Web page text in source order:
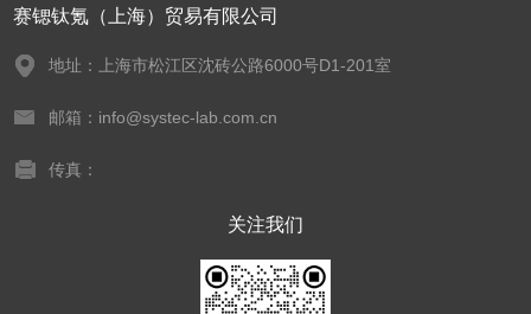
赛锶钛氪（上海）贸易有限公司
地址：上海市松江区沈砖公路6000号D1-201室
邮箱：info@systec-lab.com.cn
传真：
关注我们